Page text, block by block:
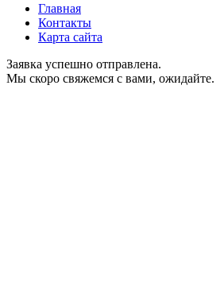
Главная
Контакты
Карта сайта
Заявка успешно отправлена.
Мы скоро свяжемся с вами, ожидайте.